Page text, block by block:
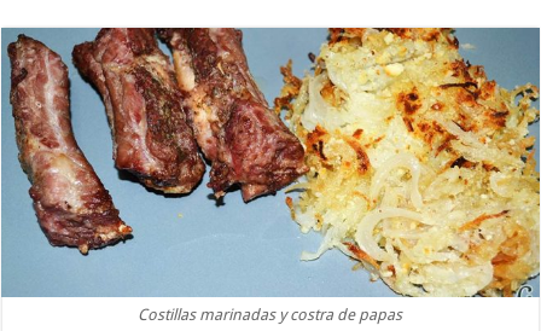
Costillas marinadas y costra de papas